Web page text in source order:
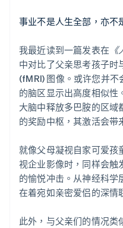
事业不是人生全部，亦不
我最近读到一篇发表在
中对比了父亲思考孩子时
(fMRI) 图像。或许您并
的脑区显示出高度相似性
大脑中释放多巴胺的区
的奖励中枢，其激活会带
就像父母凝视自家可爱孩
视企业影像时，同样会
的愉悦冲击。从神经科学
在着宛如亲密爱侣的深情
此外，与父亲们的情况类